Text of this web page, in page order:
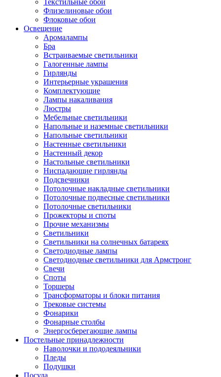
Текстильные обои
Флизелиновые обои
Флоковые обои
Освещение
Аромалампы
Бра
Встраиваемые светильники
Галогенные лампы
Гирлянды
Интерьерные украшения
Комплектующие
Лампы накаливания
Люстры
Мебельные светильники
Напольные и наземные светильники
Напольные светильники
Настенные светильники
Настенный декор
Настольные светильники
Ниспадающие гирлянды
Подсвечники
Потолочные накладные светильники
Потолочные подвесные светильники
Потолочные светильники
Прожекторы и споты
Прочие механизмы
Светильники
Светильники на солнечных батареях
Светодиодные лампы
Светодиодные светильники для Армстронг
Свечи
Споты
Торшеры
Трансформаторы и блоки питания
Трековые системы
Фонарики
Фонарные столбы
Энергосберегающие лампы
Постельные принадлежности
Наволочки и пододеяльники
Пледы
Подушки
Посуда